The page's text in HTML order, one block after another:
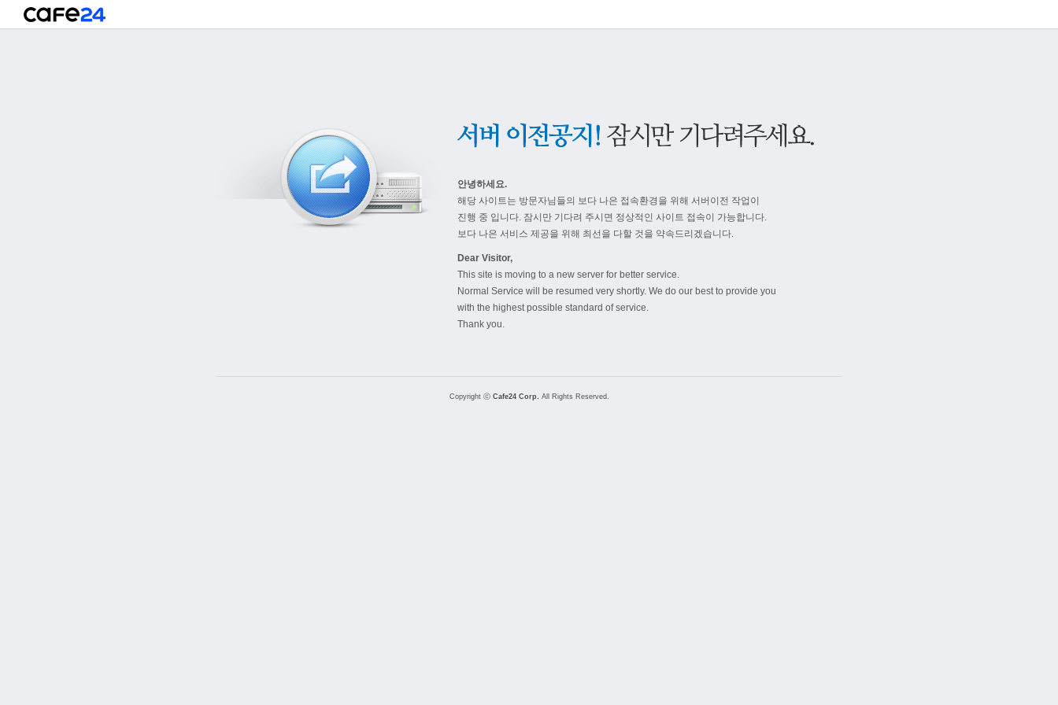
안녕하세요.
해당 사이트는 방문자님들의 보다 나은 접속환경을 위해 서버이전 작업이
진행 중 입니다. 잠시만 기다려 주시면 정상적인 사이트 접속이 가능합니다.
보다 나은 서비스 제공을 위해 최선을 다할 것을 약속드리겠습니다.
Dear Visitor,
This site is moving to a new server for better service.
Normal Service will be resumed very shortly. We do our best to provide you
with the highest possible standard of service.
Thank you.
Copyright ⓒ Cafe24 Corp. All Rights Reserved.